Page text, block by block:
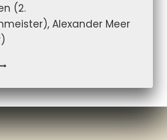
(2.
Alexander Meer